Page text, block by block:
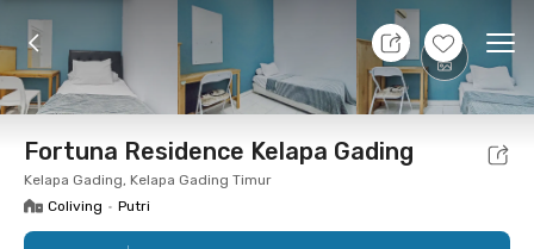
+11
10 Agt 26 - Belum tahu
Foto Fasilitas bersama Lokasi Kamar
Fortuna Residence Kelapa Gading
Kelapa Gading, Kelapa Gading Timur
Coliving • Putri